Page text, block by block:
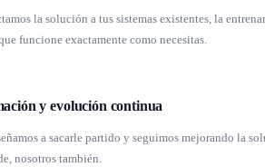
la solución a tus sistemas existentes, la
funcione exactamente como necesitas.
y evolución continua
a sacarle partido y seguimos mejorando la
nosotros también.